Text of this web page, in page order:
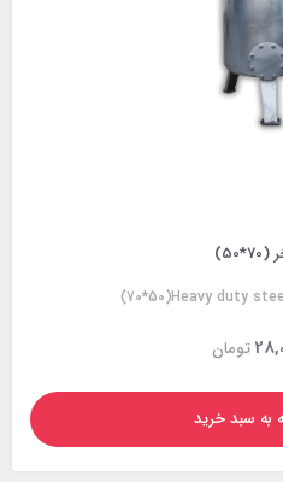
(70*50)Heavy duty
تومان
به سبد خرید